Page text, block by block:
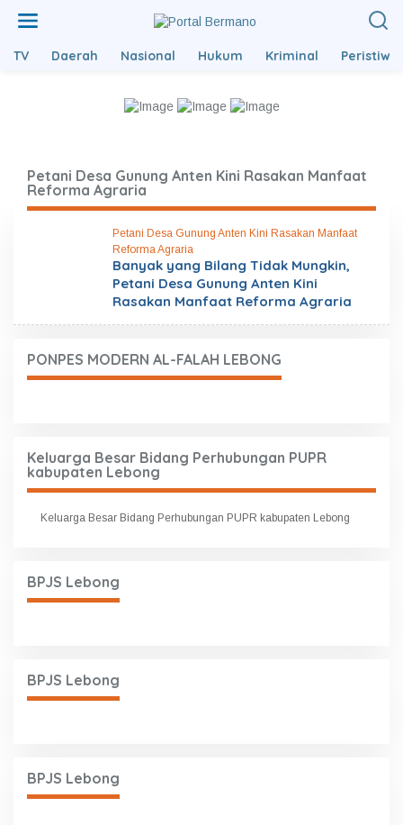
TV Daerah Nasional Hukum Kriminal Peristiwa
Petani Desa Gunung Anten Kini Rasakan Manfaat
Reforma Agraria
Petani Desa Gunung Anten Kini Rasakan Manfaat
Reforma Agraria
Banyak yang Bilang Tidak Mungkin,
Petani Desa Gunung Anten Kini
Rasakan Manfaat Reforma Agraria
PONPES MODERN AL-FALAH LEBONG
Keluarga Besar Bidang Perhubungan PUPR
kabupaten Lebong
Keluarga Besar Bidang Perhubungan PUPR kabupaten Lebong
BPJS Lebong
BPJS Lebong
BPJS Lebong